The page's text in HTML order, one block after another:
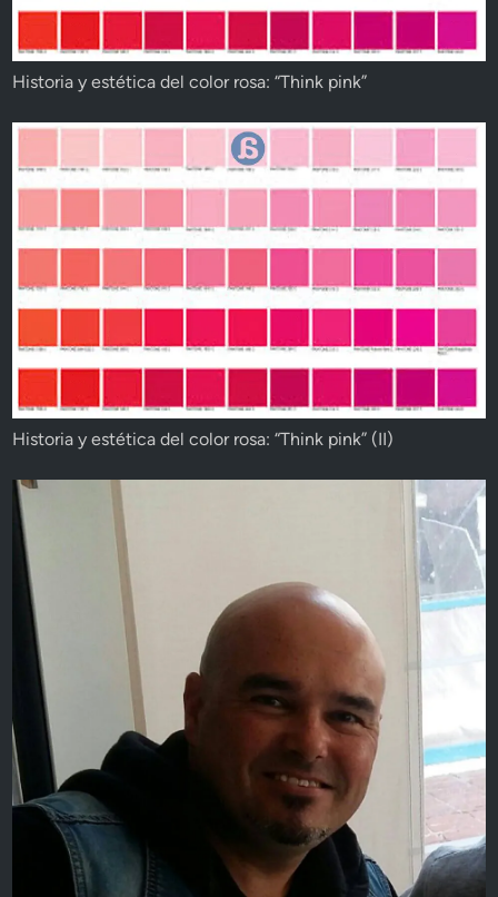
Historia y estética del color rosa: “Think pink”
Historia y estética del color rosa: “Think pink” (II)